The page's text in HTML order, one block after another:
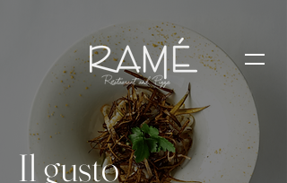
Prenota Ora
Il gusto